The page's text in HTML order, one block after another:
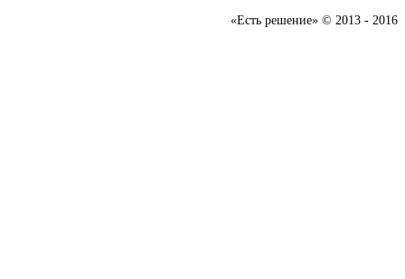
«Есть решение» © 2013 - 2016